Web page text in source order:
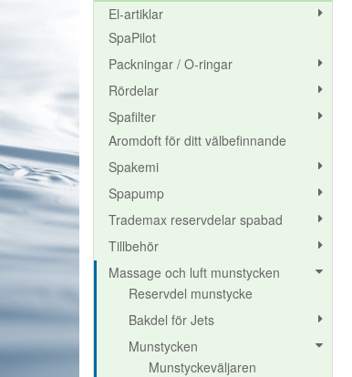
El-artiklar
SpaPilot
Packningar / O-ringar
Rördelar
Spafilter
Aromdoft för ditt välbefinnande
Spakemi
Spapump
Trademax reservdelar spabad
Tillbehör
Massage och luft munstycken
Reservdel munstycke
Bakdel för Jets
Munstycken
Munstyckeväljaren